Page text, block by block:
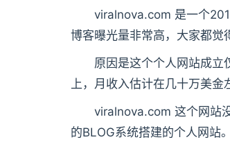
viralnova.com 是一个2013
博客曝光量非常高，大家都觉
原因是这个个人网站成立
上，月收入估计在几十万美
viralnova.com 这个网站没
的BLOG系统搭建的个人网站。